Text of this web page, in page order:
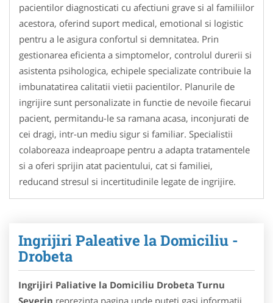
pacientilor diagnosticati cu afectiuni grave si al familiilor
acestora, oferind suport medical, emotional si logistic
pentru a le asigura confortul si demnitatea. Prin
gestionarea eficienta a simptomelor, controlul durerii si
asistenta psihologica, echipele specializate contribuie la
imbunatatirea calitatii vietii pacientilor. Planurile de
ingrijire sunt personalizate in functie de nevoile fiecarui
pacient, permitandu-le sa ramana acasa, inconjurati de
cei dragi, intr-un mediu sigur si familiar. Specialistii
colaboreaza indeaproape pentru a adapta tratamentele
si a oferi sprijin atat pacientului, cat si familiei,
reducand stresul si incertitudinile legate de ingrijire.
Ingrijiri Paleative la Domiciliu -
Drobeta
Ingrijiri Paliative la Domiciliu Drobeta Turnu
Severin reprezinta pagina unde puteti gasi informatii